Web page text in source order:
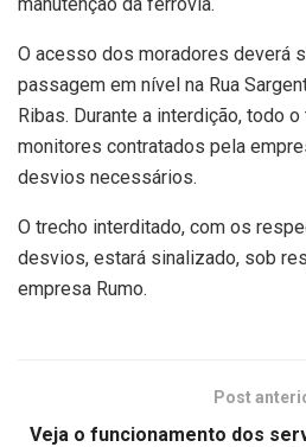
O acesso dos moradores deverá
passagem em nível na Rua
Ribas. Durante a interdição, todo
monitores contratados pela
desvios necessários.
O trecho interditado, com os
desvios, estará sinalizado, sob
empresa Rumo.
Post
Veja o funcionamento dos